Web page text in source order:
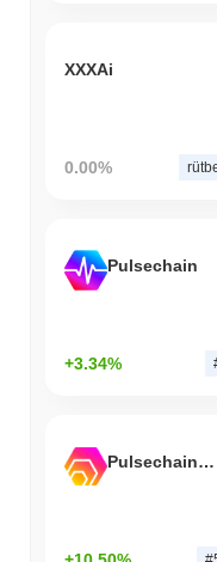
XXXAi
0.00%
Pulsechain
+3.34%
Pulsechain Bridged HEX (Pulsechain)